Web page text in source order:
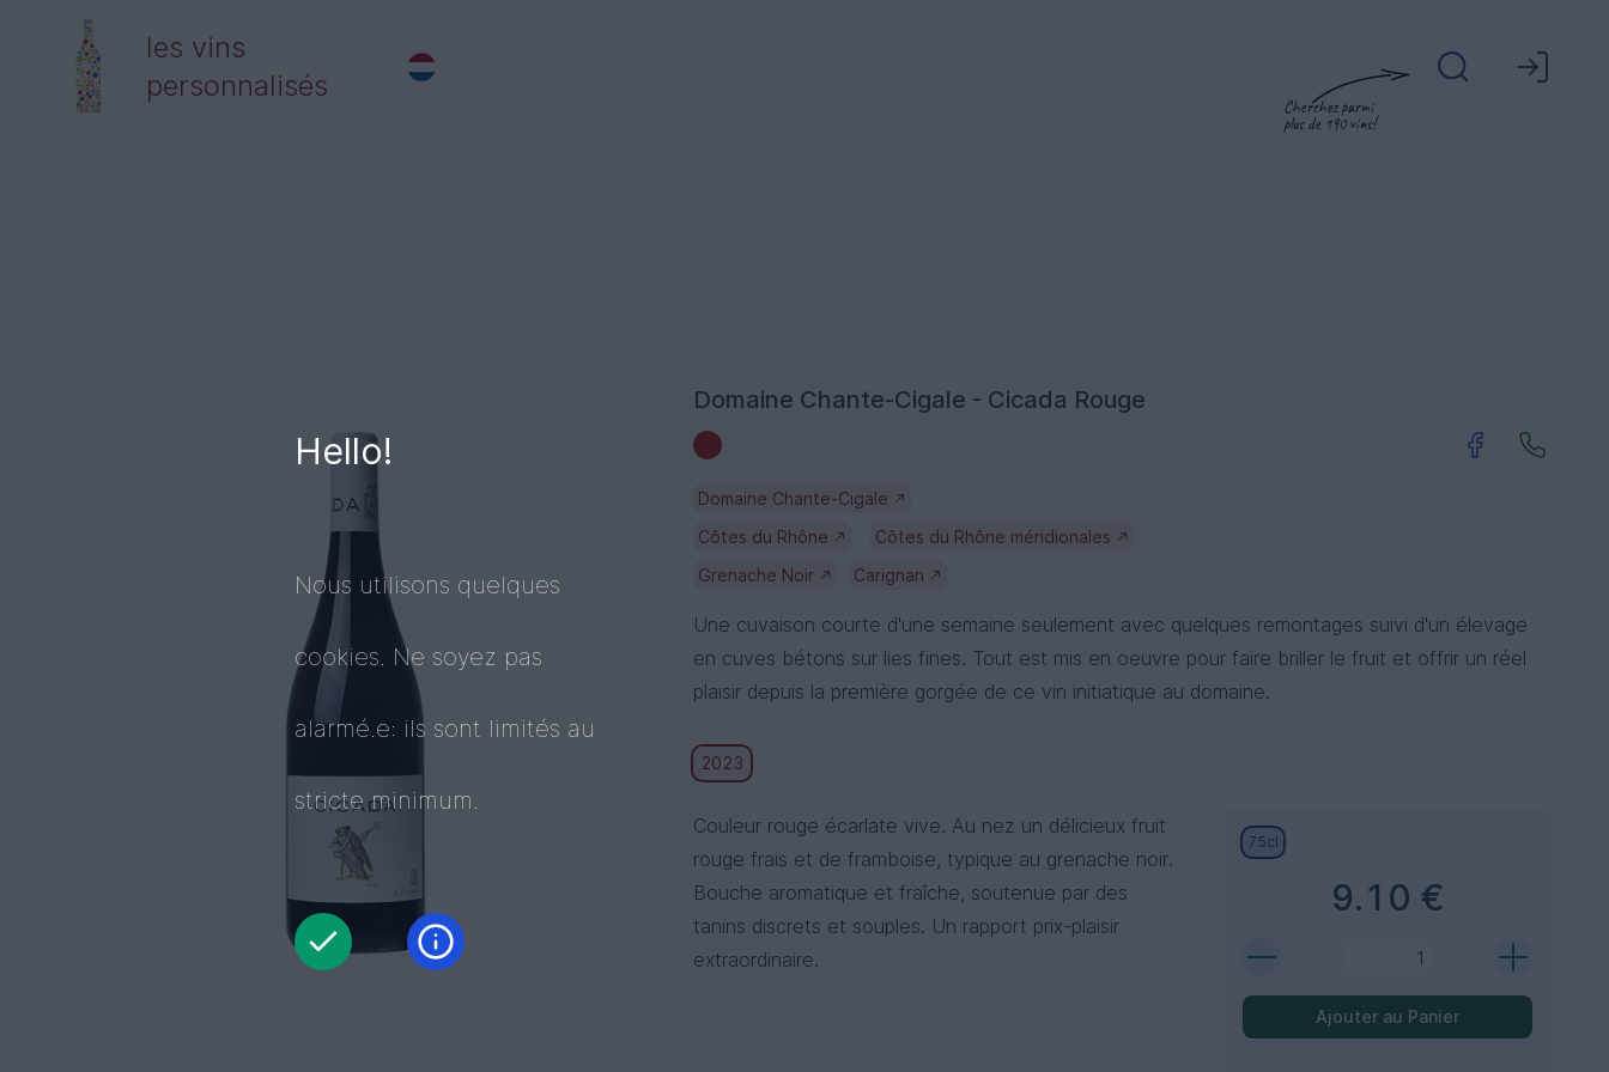
les vins
personnalisés
Cherchez parmi
plus de 190 vins!
Domaine Chante-Cigale - Cicada Rouge
Domaine Chante-Cigale ↗
Côtes du Rhône ↗ Côtes du Rhône méridionales ↗
Grenache Noir ↗ Carignan ↗
Une cuvaison courte d'une semaine seulement avec quelques remontages suivi d'un élevage
en cuves bétons sur lies fines. Tout est mis en oeuvre pour faire briller le fruit et offrir un réel
plaisir depuis la première gorgée de ce vin initiatique au domaine.
2023
Couleur rouge écarlate vive. Au nez un délicieux fruit
rouge frais et de framboise, typique au grenache noir.
Bouche aromatique et fraîche, soutenue par des
tanins discrets et souples. Un rapport prix-plaisir
extraordinaire.
75cl
9.10 €
Ajouter au Panier
Hello!
Nous utilisons quelques
cookies. Ne soyez pas
alarmé.e: ils sont limités au
stricte minimum.